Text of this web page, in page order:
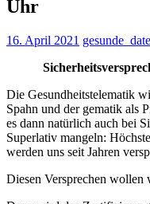
Uhr
16. April 2021
Die Gesundheitstelematik
Spahn und der gematik als
es dann natürlich auch bei
Superlativ mangeln:
werden uns seit Jahren
Diesen Versprechen